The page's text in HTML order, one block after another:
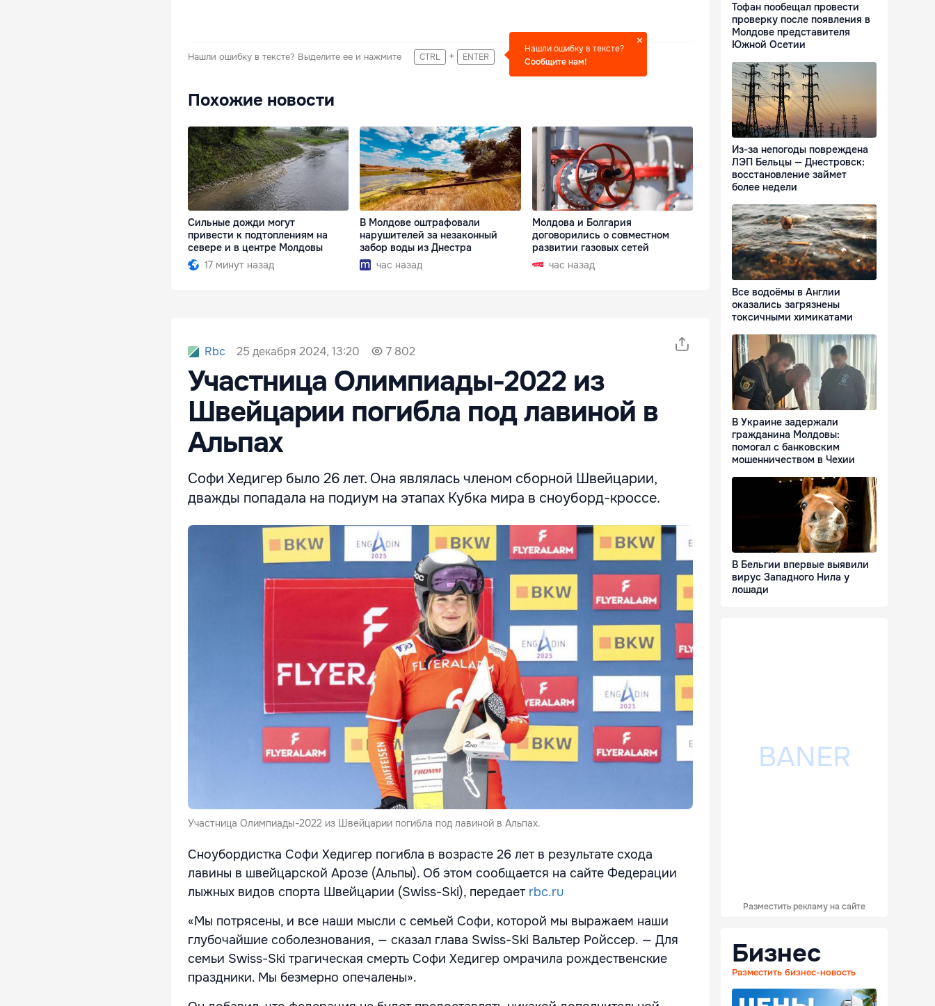
Нашли ошибку в тексте? Выделите ее и нажмите CTRL + ENTER
Нашли ошибку в тексте?
Сообщите нам!
Похожие новости
Сильные дожди могут
привести к подтоплениям на
севере и в центре Молдовы
17 минут назад
В Молдове оштрафовали
нарушителей за незаконный
забор воды из Днестра
час назад
Молдова и Болгария
договорились о совместном
развитии газовых сетей
час назад
Rbc 25 декабря 2024, 13:20 7 802
Участница Олимпиады-2022 из
Швейцарии погибла под лавиной в
Альпах
Софи Хедигер было 26 лет. Она являлась членом сборной Швейцарии,
дважды попадала на подиум на этапах Кубка мира в сноуборд-кроссе.
Участница Олимпиады-2022 из Швейцарии погибла под лавиной в Альпах.
Сноубордистка Софи Хедигер погибла в возрасте 26 лет в результате схода
лавины в швейцарской Арозе (Альпы). Об этом сообщается на сайте Федерации
лыжных видов спорта Швейцарии (Swiss-Ski), передает rbc.ru
«Мы потрясены, и все наши мысли с семьей Софи, которой мы выражаем наши
глубочайшие соболезнования, — сказал глава Swiss-Ski Вальтер Ройссер. — Для
семьи Swiss-Ski трагическая смерть Софи Хедигер омрачила рождественские
праздники. Мы безмерно опечалены».
Тофан пообещал провести
проверку после появления в
Молдове представителя
Южной Осетии
Из-за непогоды повреждена
ЛЭП Бельцы — Днестровск:
восстановление займет
более недели
Все водоёмы в Англии
оказались загрязнены
токсичными химикатами
В Украине задержали
гражданина Молдовы:
помогал с банковским
мошенничеством в Чехии
В Бельгии впервые выявили
вирус Западного Нила у
лошади
Разместить рекламу на сайте
Бизнес
Разместить бизнес-новость